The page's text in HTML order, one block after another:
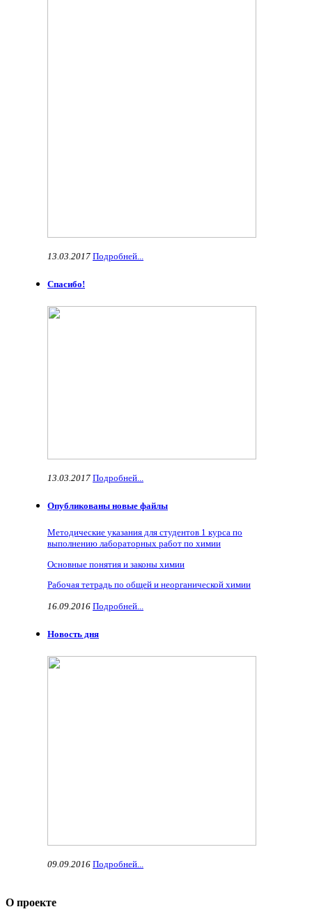
13.03.2017 Подробней...
Спасибо!
13.03.2017 Подробней...
Опубликованы новые файлы
Методические указания для студентов 1 курса по
выполнению лабораторных работ по химии
Основные понятия и законы химии
Рабочая тетрадь по общей и неорганической химии
16.09.2016 Подробней...
Новость дня
09.09.2016 Подробней...
О проекте